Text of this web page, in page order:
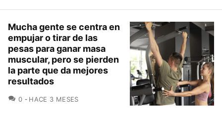
Mucha gente se centra en
empujar o tirar de las
pesas para ganar masa
muscular, pero se pierden
la parte que da mejores
resultados
0 COMENTARIOS
HACE 3 MESES